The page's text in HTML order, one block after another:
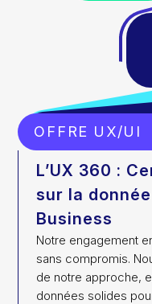
OFFRE UX/UI
L’UX 360 :
sur la
Business
Notre engagement
sans compromis.
de notre approche,
données solides